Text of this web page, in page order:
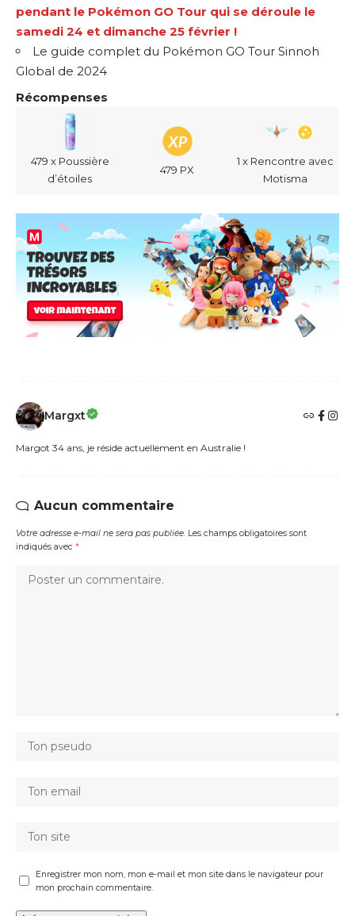
pendant le Pokémon GO Tour qui se déroule le
samedi 24 et dimanche 25 février !
Le guide complet du Pokémon GO Tour Sinnoh
Global de 2024
Récompenses
479 x Poussière
d’étoiles
479 PX
1 x Rencontre avec
Motisma
Margxt
Margot 34 ans, je réside actuellement en Australie !
Aucun commentaire
Votre adresse e-mail ne sera pas publiée. Les champs obligatoires sont
indiqués avec *
Enregistrer mon nom, mon e-mail et mon site dans le navigateur pour
mon prochain commentaire.